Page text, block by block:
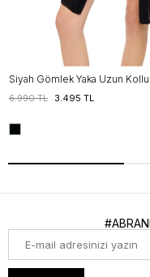
Siyah Gömlek Yaka Uzun Kollu
3.495 TL
6.990 TL